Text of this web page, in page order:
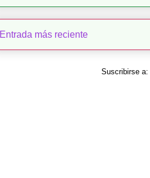
Entrada más reciente
Suscribirse a: